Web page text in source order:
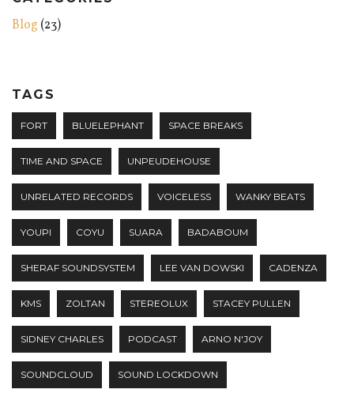
Blog (23)
TAGS
FORT BLUELEPHANT SPACE BREAKS
TIME AND SPACE UNPEUDEHOUSE
UNRELATED RECORDS VOICELESS WANKY BEATS
YOUPI COYU SUARA BADABOUM
SHERAF SOUNDSYSTEM LEE VAN DOWSKI CADENZA
KMS ZOLTAN STEREOLUX STACEY PULLEN
SIDNEY CHARLES PODCAST ARNO N'JOY
SOUNDCLOUD SOUND LOCKDOWN